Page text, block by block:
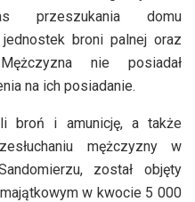
przeszukania domu
broni palnej oraz
nie posiadał
na ich posiadanie.
broń i amunicję, a także
mężczyzny w
został objęty
w kwocie 5 000